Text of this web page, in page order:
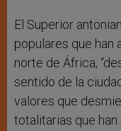
El Superior
populares que han
norte de África,
sentido de la
valores que
totalitarias que han